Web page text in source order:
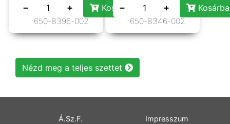
− +
Kosárba rakás
650-8396-002
− +
650-8346-002
Nézd meg a teljes szettet
Á.Sz.F.
Impresszum